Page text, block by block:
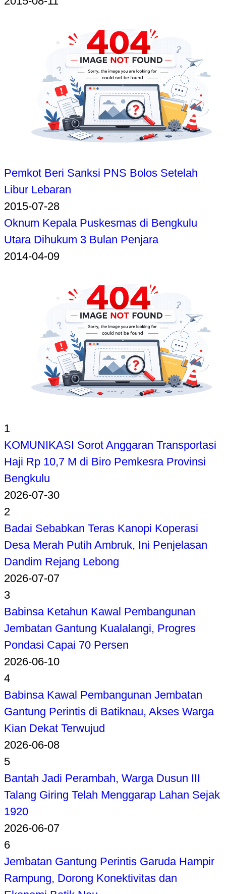
Pemkot Beri Sanksi PNS Bolos Setelah
Libur Lebaran
2015-07-28
Oknum Kepala Puskesmas di Bengkulu
Utara Dihukum 3 Bulan Penjara
2014-04-09
1
KOMUNIKASI Sorot Anggaran Transportasi
Haji Rp 10,7 M di Biro Pemkesra Provinsi
Bengkulu
2026-07-30
2
Badai Sebabkan Teras Kanopi Koperasi
Desa Merah Putih Ambruk, Ini Penjelasan
Dandim Rejang Lebong
2026-07-07
3
Babinsa Ketahun Kawal Pembangunan
Jembatan Gantung Kualalangi, Progres
Pondasi Capai 70 Persen
2026-06-10
4
Babinsa Kawal Pembangunan Jembatan
Gantung Perintis di Batiknau, Akses Warga
Kian Dekat Terwujud
2026-06-08
5
Bantah Jadi Perambah, Warga Dusun III
Talang Giring Telah Menggarap Lahan Sejak
1920
2026-06-07
6
Jembatan Gantung Perintis Garuda Hampir
Rampung, Dorong Konektivitas dan